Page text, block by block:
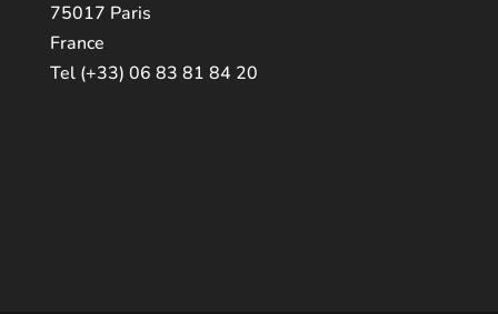
75017 Paris
France
Tel (+33) 06 83 81 84 20